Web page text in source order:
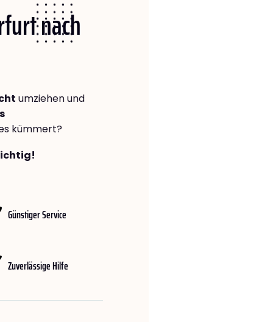
nach
umziehen und
kümmert?
Günstiger Service
Zuverlässige Hilfe